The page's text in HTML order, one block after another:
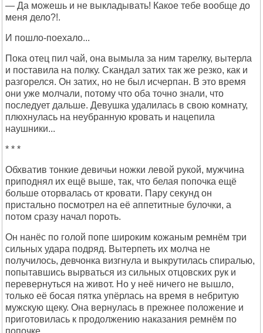
— Да можешь и не выкладывать! Какое тебе вообще до
меня дело?!.
И пошло-поехало...
Пока отец пил чай, она вымыла за ним тарелку, вытерла
и поставила на полку. Скандал затих так же резко, как и
разгорелся. Он затих, но не был исчерпан. В это время
они уже молчали, потому что оба точно знали, что
последует дальше. Девушка удалилась в свою комнату,
плюхнулась на неубранную кровать и нацепила
наушники...
* * *
Обхватив тонкие девичьи ножки левой рукой, мужчина
приподнял их ещё выше, так, что белая попочка ещё
больше оторвалась от кровати. Пару секунд он
пристально посмотрел на её аппетитные булочки, а
потом сразу начал пороть.
Он нанёс по голой попе широким кожаным ремнём три
сильных удара подряд. Вытерпеть их молча не
получилось, девчонка визгнула и выкрутилась спиралью,
попытавшись вырваться из сильных отцовских рук и
перевернуться на живот. Но у неё ничего не вышло,
только её босая пятка упёрлась на время в небритую
мужскую щеку. Она вернулась в прежнее положение и
приготовилась к продолжению наказания ремнём по
попочке.